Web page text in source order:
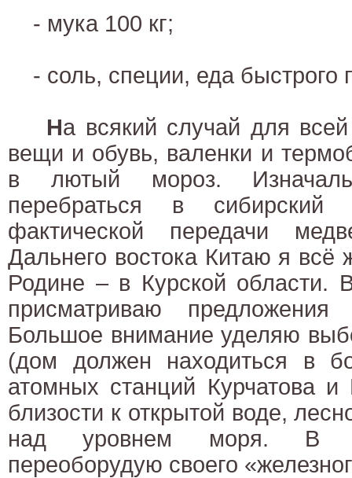
- мука 100 кг;
- соль, специи, еда быстрого
На всякий случай для
вещи и обувь, валенки и
в лютый мороз.
перебраться в
фактической передачи
Дальнего востока Китаю я всё
Родине – в Курской области.
присматриваю
Большое внимание уделяю
(дом должен находиться в
атомных станций Курчатова
близости к открытой воде,
над уровнем моря. В
переоборудую своего